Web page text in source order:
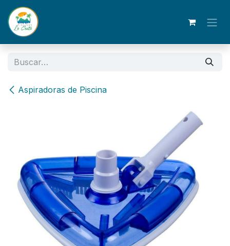
Ir al contenido
Aspiradoras de Piscina